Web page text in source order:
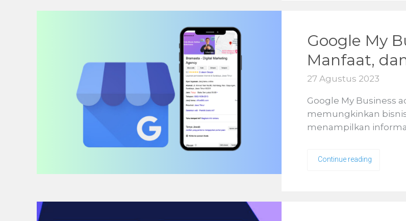
Google My
Manfaat,
27 Agustus 2023
Google My Business
memungkinkan
menampilkan
Continue reading